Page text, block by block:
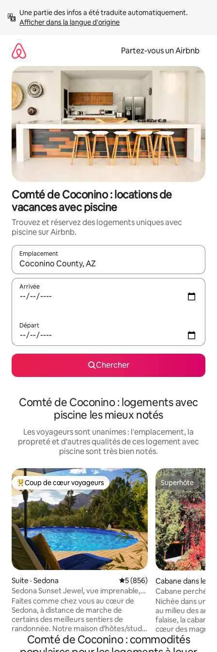
directement
Afficher dans la langue d'origine
Partez-vous un Airbnb
Comté de Coconino : locations de
vacances avec piscine
Trouvez et réservez des logements uniques avec
piscine sur Airbnb.
Emplacement
Quand les résultats sont affichés, parcourez-les en utilisant
Arrivée
Départ
Chercher
Comté de Coconino : logements avec
piscine les mieux notés
Les voyageurs sont unanimes : l'emplacement, la
propreté et d'autres qualités de ces logement avec
piscine sont très bien notés.
Coup de cœur voyageurs parmi les plus aimés
Coup de cœur voyageurs
Suite · Sedona Note moyenne de 5 sur 5,
5 (856)
Sedona Sunset Jewel, vue imprenable,
piscine
Faites comme chez vous au cœur de
Sedona, à distance de marche de
certains des meilleurs sentiers de
randonnée. Notre maison d'hôtes/studio
attenante dispose d'une terrasse privée
spacieuse, d'une vue imprenable sur Red
Superhôte
Superhôte
Cabane dans les
scott
Cabane perchée
falaises
Nichée dans un
au milieu des
falaise, la cabane
cœur des
Prescott. Cette
rustique de 3
Comté de Coconino : commodités